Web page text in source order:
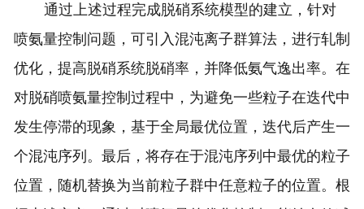
通过上述过程完成脱硝系统模型的建立，针对
喷氨量控制问题，可引入混沌离子群算法，进行轧制
优化，提高脱硝系统脱硝率，并降低氨气逸出率。在
对脱硝喷氨量控制过程中，为避免一些粒子在迭代中
发生停滞的现象，基于全局最优位置，迭代后产生一
个混沌序列。最后，将存在于混沌序列中最优的粒子
位置，随机替换为当前粒子群中任意粒子的位置。根